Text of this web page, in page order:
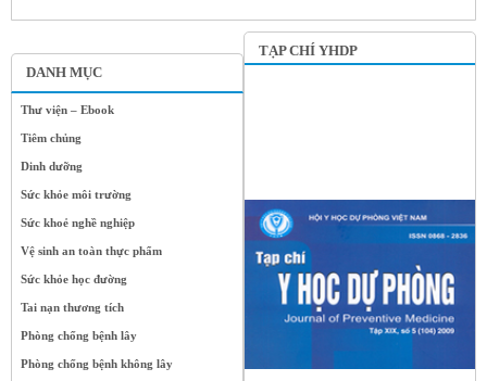
DANH MỤC
Thư viện – Ebook
Tiêm chủng
Dinh dưỡng
Sức khỏe môi trường
Sức khoẻ nghề nghiệp
Vệ sinh an toàn thực phẩm
Sức khỏe học đường
Tai nạn thương tích
Phòng chống bệnh lây
Phòng chống bệnh không lây
TẠP CHÍ YHDP